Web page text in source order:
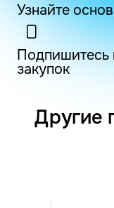
Узнайте
Подпишитесь
закупок
Другие